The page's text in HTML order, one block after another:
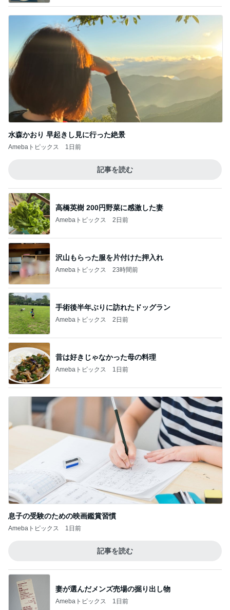
水森かおり 早起きし見に行った絶景
Amebaトピックス 1日前
記事を読む
高橋英樹 200円野菜に感激した妻
Amebaトピックス 2日前
沢山もらった服を片付けた押入れ
Amebaトピックス 23時間前
手術後半年ぶりに訪れたドッグラン
Amebaトピックス 2日前
昔は好きじゃなかった母の料理
Amebaトピックス 1日前
息子の受験のための映画鑑賞習慣
Amebaトピックス 1日前
記事を読む
妻が選んだメンズ売場の掘り出し物
Amebaトピックス 1日前